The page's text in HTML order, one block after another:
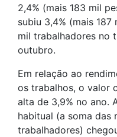
2,4% (mais 183 mil
subiu 3,4% (mais 187
mil trabalhadores no
outubro.
Em relação ao
os trabalhos, o valor
alta de 3,9% no ano.
habitual (a soma das
trabalhadores)